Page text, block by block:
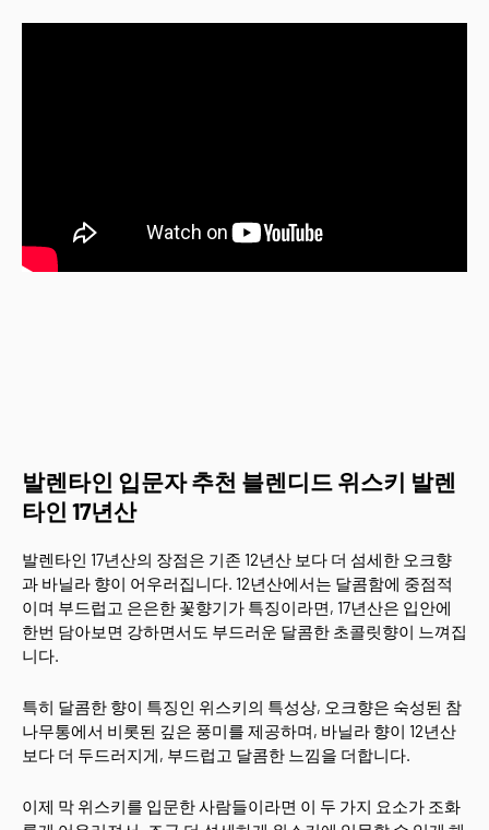
발렌타인 입문자 추천 블렌디드 위스키 발렌
타인 17년산
발렌타인 17년산의 장점은 기존 12년산 보다 더 섬세한 오크향
과 바닐라 향이 어우러집니다. 12년산에서는 달콤함에 중점적
이며 부드럽고 은은한 꽃향기가 특징이라면, 17년산은 입안에
한번 담아보면 강하면서도 부드러운 달콤한 초콜릿향이 느껴집
니다.
특히 달콤한 향이 특징인 위스키의 특성상, 오크향은 숙성된 참
나무통에서 비롯된 깊은 풍미를 제공하며, 바닐라 향이 12년산
보다 더 두드러지게, 부드럽고 달콤한 느낌을 더합니다.
이제 막 위스키를 입문한 사람들이라면 이 두 가지 요소가 조화